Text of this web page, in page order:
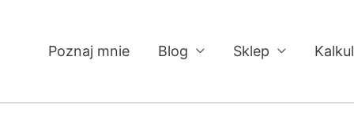
Poznaj mnie Blog Sklep